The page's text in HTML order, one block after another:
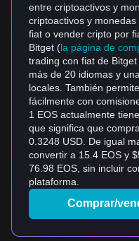
entre criptoactivos y
criptoactivos y
fiat o vender cripto por
Bitget (la página de
trading con fiat de
más de 20 idiomas y
locales. También
fácilmente con
1 EOS actualmente
que significa que
0.3248 USD. De igual
convertir a 15.4 EOS y
76.98 EOS, sin incluir
plataforma.
Comprar/